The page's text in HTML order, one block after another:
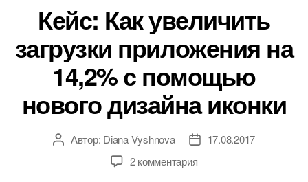
Кейс: Как увеличить
загрузки приложения на
14,2% с помощью
нового дизайна иконки
АвторАвтор: Diana Vyshnova
Дата17.08.2017
2 комментарияк